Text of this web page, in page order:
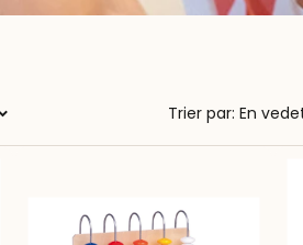
Trier par: En